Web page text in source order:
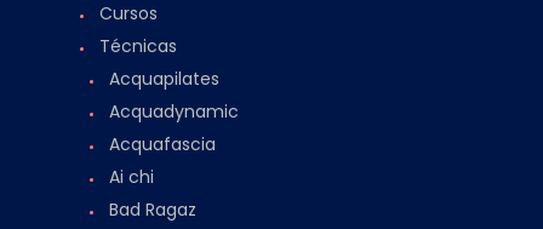
Cursos
Técnicas
Acquapilates
Acquadynamic
Acquafascia
Ai chi
Bad Ragaz